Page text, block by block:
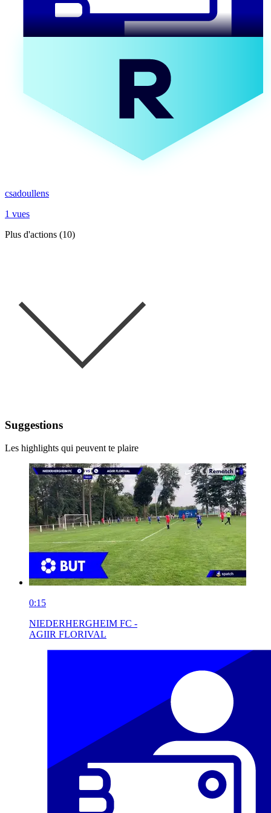
csadoullens
1 vues
Plus d'actions (10)
Suggestions
Les highlights qui peuvent te plaire
0:15
NIEDERHERGHEIM FC -
AGIIR FLORIVAL